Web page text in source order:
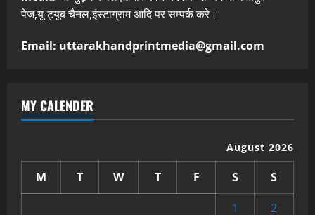
पेज,यू-ट्यूब चैनल,इंस्टाग्राम आदि पर सम्पर्क करे।
Email: uttarakhandprintmedia@gmail.com
MY CALENDER
August 2026
M T W T F S
S
1
2